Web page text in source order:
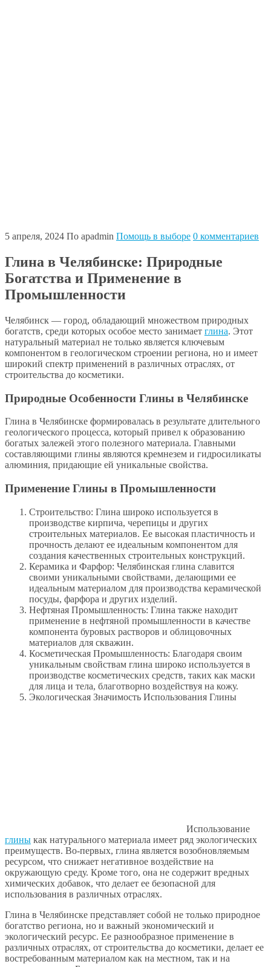
5 апреля, 2024 По apadmin Помощь в выборе 0 комментариев
Глина в Челябинске: Природные
Богатства и Применение в
Промышленности
Челябинск — город, обладающий множеством природных
богатств, среди которых особое место занимает глина. Этот
натуральный материал не только является ключевым
компонентом в геологическом строении региона, но и имеет
широкий спектр применений в различных отраслях, от
строительства до косметики.
Природные Особенности Глины в Челябинске
Глина в Челябинске формировалась в результате длительного
геологического процесса, который привел к образованию
богатых залежей этого полезного материала. Главными
составляющими глины являются кремнезем и гидросиликаты
алюминия, придающие ей уникальные свойства.
Применение Глины в Промышленности
Строительство: Глина широко используется в
производстве кирпича, черепицы и других
строительных материалов. Ее высокая пластичность и
прочность делают ее идеальным компонентом для
создания качественных строительных конструкций.
Керамика и Фарфор: Челябинская глина славится
своими уникальными свойствами, делающими ее
идеальным материалом для производства керамической
посуды, фарфора и других изделий.
Нефтяная Промышленность: Глина также находит
применение в нефтяной промышленности в качестве
компонента буровых растворов и облицовочных
материалов для скважин.
Косметическая Промышленность: Благодаря своим
уникальным свойствам глина широко используется в
производстве косметических средств, таких как маски
для лица и тела, благотворно воздействуя на кожу.
Экологическая Значимость Использования Глины
Использование
глины как натурального материала имеет ряд экологических
преимуществ. Во-первых, глина является возобновляемым
ресурсом, что снижает негативное воздействие на
окружающую среду. Кроме того, она не содержит вредных
химических добавок, что делает ее безопасной для
использования в различных отраслях.
Глина в Челябинске представляет собой не только природное
богатство региона, но и важный экономический и
экологический ресурс. Ее разнообразное применение в
различных отраслях, от строительства до косметики, делает ее
востребованным материалом как на местном, так и на